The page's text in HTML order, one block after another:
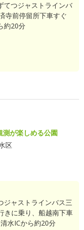
てつジャストラインバ
寺前停留所下車すぐ
約20分
測が楽しめる公園
区
ジャストラインバス三
きに乗り、船越南下車
水ICから約20分